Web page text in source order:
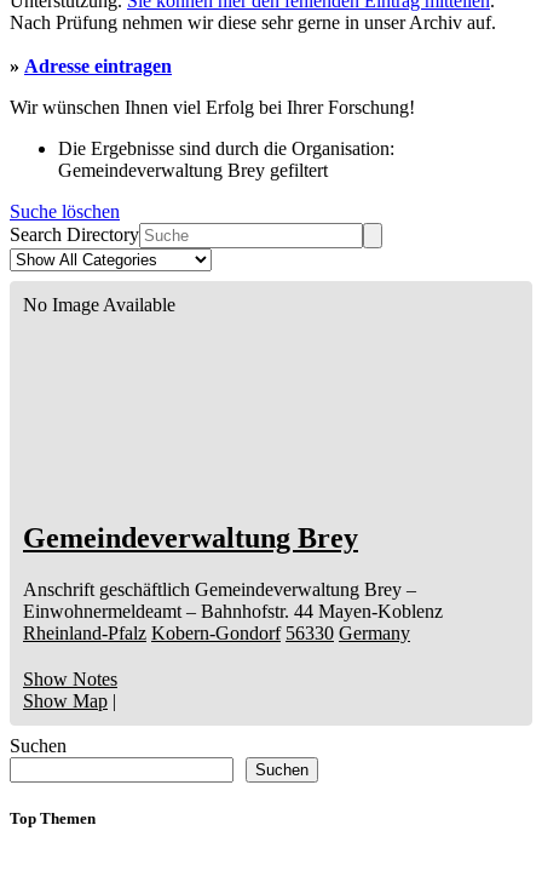
Nach Prüfung nehmen wir diese sehr gerne in unser Archiv auf.
» Adresse eintragen
Wir wünschen Ihnen viel Erfolg bei Ihrer Forschung!
Die Ergebnisse sind durch die Organisation:
Gemeindeverwaltung Brey gefiltert
Suche löschen
Search Directory
No Image Available
Gemeindeverwaltung Brey
Anschrift geschäftlich Gemeindeverwaltung Brey –
Einwohnermeldeamt – Bahnhofstr. 44 Mayen-Koblenz
Rheinland-Pfalz Kobern-Gondorf 56330 Germany
Show Notes
Show Map |
Suchen
Suchen
Top Themen